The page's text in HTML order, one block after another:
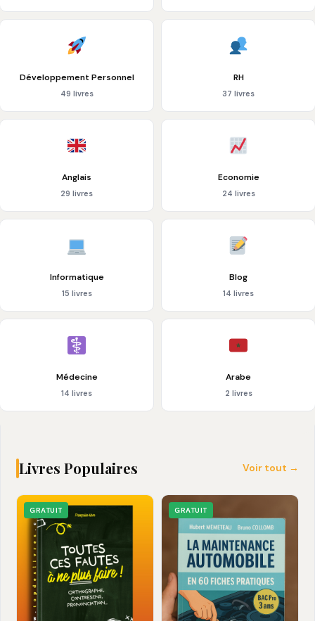
Développement Personnel
49 livres
RH
37 livres
Anglais
29 livres
Economie
24 livres
Informatique
15 livres
Blog
14 livres
Médecine
14 livres
Arabe
2 livres
Livres Populaires Voir tout →
GRATUIT GRATUIT